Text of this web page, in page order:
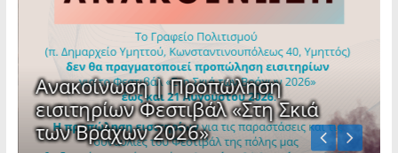
Ανακοίνωση | Προπώληση
εισιτηρίων Φεστιβάλ «Στη Σκιά
των Βράχων 2026»